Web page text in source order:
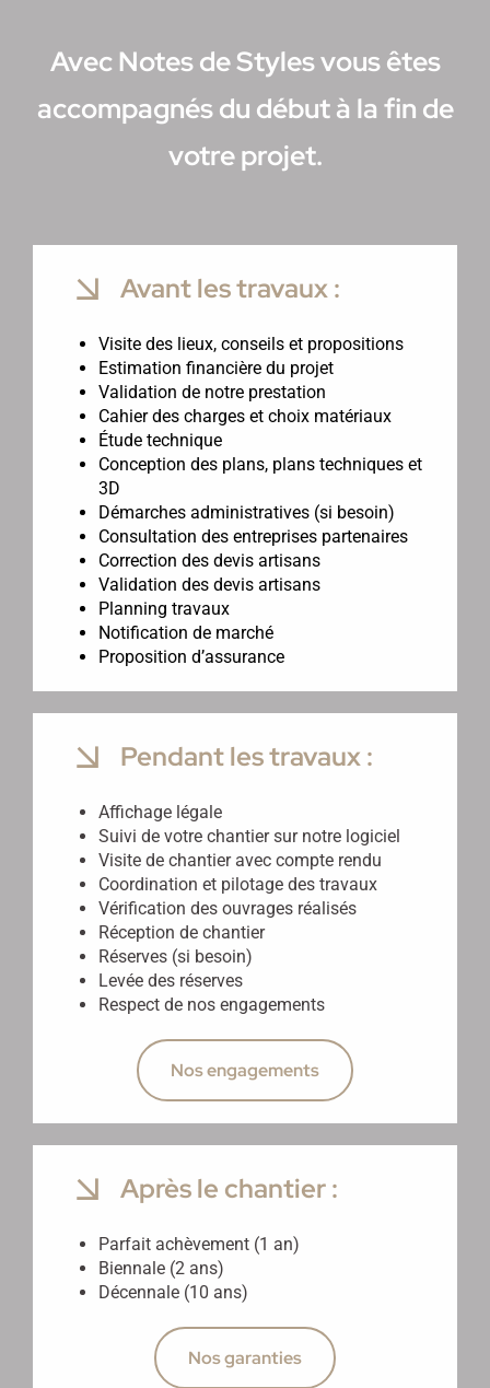
Avec Notes de Styles vous êtes
accompagnés du début à la fin de
votre projet.
Avant les travaux :
Visite des lieux, conseils et propositions
Estimation financière du projet
Validation de notre prestation
Cahier des charges et choix matériaux
Étude technique
Conception des plans, plans techniques et
3D
Démarches administratives (si besoin)
Consultation des entreprises partenaires
Correction des devis artisans
Validation des devis artisans
Planning travaux
Notification de marché
Proposition d’assurance
Pendant les travaux :
Affichage légale
Suivi de votre chantier sur notre logiciel
Visite de chantier avec compte rendu
Coordination et pilotage des travaux
Vérification des ouvrages réalisés
Réception de chantier
Réserves (si besoin)
Levée des réserves
Respect de nos engagements
Nos engagements
Après le chantier :
Parfait achèvement (1 an)
Biennale (2 ans)
Décennale (10 ans)
Nos garanties